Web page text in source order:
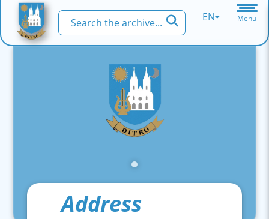
EN Menu
Address